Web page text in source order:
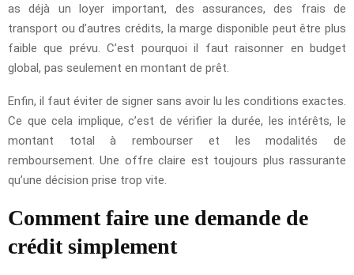
as déjà un loyer important, des assurances, des frais de
transport ou d’autres crédits, la marge disponible peut être plus
faible que prévu. C’est pourquoi il faut raisonner en budget
global, pas seulement en montant de prêt.
Enfin, il faut éviter de signer sans avoir lu les conditions exactes.
Ce que cela implique, c’est de vérifier la durée, les intérêts, le
montant total à rembourser et les modalités de
remboursement. Une offre claire est toujours plus rassurante
qu’une décision prise trop vite.
Comment faire une demande de
crédit simplement